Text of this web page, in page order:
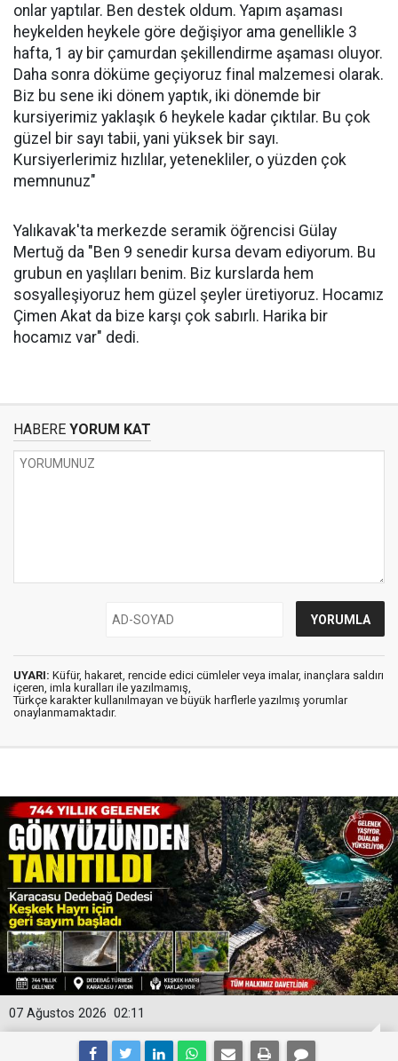
onlar yaptılar. Ben destek oldum. Yapım aşaması
heykelden heykele göre değişiyor ama genellikle 3
hafta, 1 ay bir çamurdan şekillendirme aşaması oluyor.
Daha sonra döküme geçiyoruz final malzemesi olarak.
Biz bu sene iki dönem yaptık, iki dönemde bir
kursiyerimiz yaklaşık 6 heykele kadar çıktılar. Bu çok
güzel bir sayı tabii, yani yüksek bir sayı.
Kursiyerlerimiz hızlılar, yetenekliler, o yüzden çok
memnunuz"
Yalıkavak'ta merkezde seramik öğrencisi Gülay
Mertuğ da "Ben 9 senedir kursa devam ediyorum. Bu
grubun en yaşlıları benim. Biz kurslarda hem
sosyalleşiyoruz hem güzel şeyler üretiyoruz. Hocamız
Çimen Akat da bize karşı çok sabırlı. Harika bir
hocamız var" dedi.
HABERE YORUM KAT
UYARI: Küfür, hakaret, rencide edici cümleler veya imalar, inançlara saldırı
içeren, imla kuralları ile yazılmamış,
Türkçe karakter kullanılmayan ve büyük harflerle yazılmış yorumlar
onaylanmamaktadır.
02:11
07 Ağustos 2026